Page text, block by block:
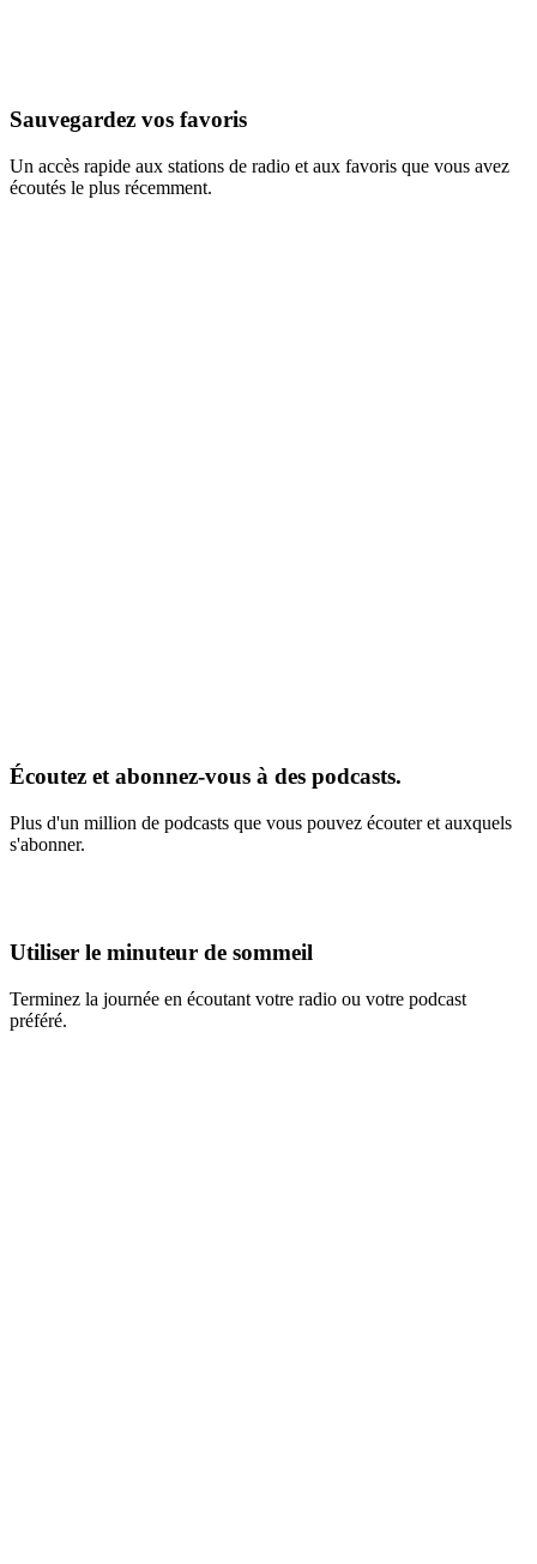
Sauvegardez vos favoris
Un accès rapide aux stations de radio et aux favoris que vous avez
écoutés le plus récemment.
Écoutez et abonnez-vous à des podcasts.
Plus d'un million de podcasts que vous pouvez écouter et auxquels
s'abonner.
Utiliser le minuteur de sommeil
Terminez la journée en écoutant votre radio ou votre podcast
préféré.